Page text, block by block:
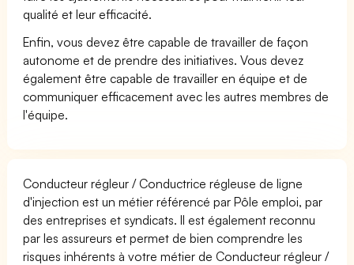
qualité et leur efficacité.
Enfin, vous devez être capable de travailler de façon
autonome et de prendre des initiatives. Vous devez
également être capable de travailler en équipe et de
communiquer efficacement avec les autres membres de
l'équipe.
Conducteur régleur / Conductrice régleuse de ligne
d'injection est un métier référencé par Pôle emploi, par
des entreprises et syndicats. Il est également reconnu
par les assureurs et permet de bien comprendre les
risques inhérents à votre métier de Conducteur régleur /